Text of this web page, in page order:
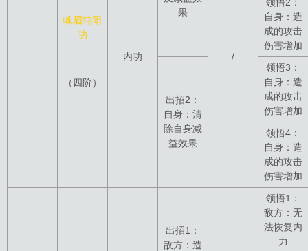
峨眉纯阳
功
（四阶）
内功
果
/
自身：造
成的攻击
伤害增加
出招2：
自身：清
除自身减
益效果
领悟3：
自身：造
成的攻击
伤害增加
领悟4：
自身：造
成的攻击
伤害增加
出招1：
敌方：造
领悟1：
敌方：无
法恢复内
力